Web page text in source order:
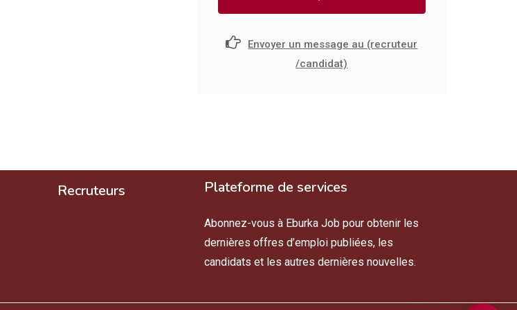
Envoyer un message au (recruteur
/candidat)
Recruteurs Plateforme de services
Abonnez-vous à Eburka Job pour obtenir les
dernières offres d’emploi publiées, les
candidats et les autres dernières nouvelles.